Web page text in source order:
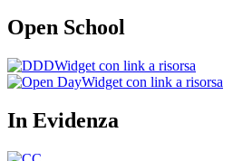
Open School
Widget con link a risorsa
Widget con link a risorsa
In Evidenza